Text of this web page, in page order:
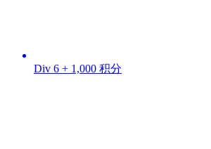
Div 6 + 1,000 积分